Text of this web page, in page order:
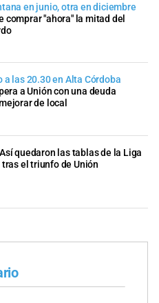
en junio, otra en diciembre
comprar "ahora" la mitad del
a las 20.30 en Alta Córdoba
a Unión con una deuda
de local
Así quedaron las tablas de la Liga
el triunfo de Unión